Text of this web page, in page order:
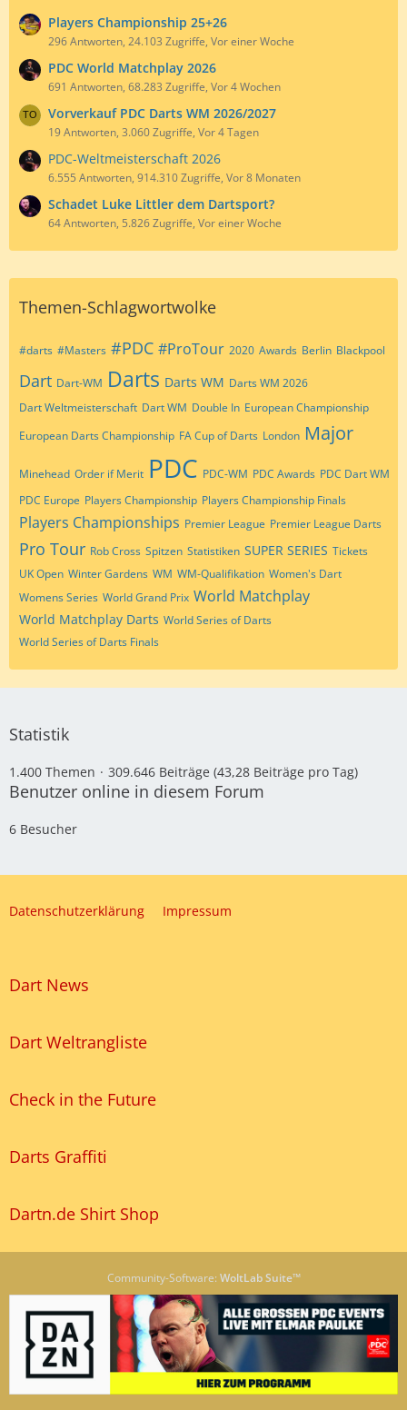
Players Championship 25+26
296 Antworten, 24.103 Zugriffe, Vor einer Woche
PDC World Matchplay 2026
691 Antworten, 68.283 Zugriffe, Vor 4 Wochen
Vorverkauf PDC Darts WM 2026/2027
19 Antworten, 3.060 Zugriffe, Vor 4 Tagen
PDC-Weltmeisterschaft 2026
6.555 Antworten, 914.310 Zugriffe, Vor 8 Monaten
Schadet Luke Littler dem Dartsport?
64 Antworten, 5.826 Zugriffe, Vor einer Woche
Themen-Schlagwortwolke
#darts #Masters #PDC #ProTour 2020 Awards Berlin Blackpool
Dart Dart-WM Darts Darts WM Darts WM 2026
Dart Weltmeisterschaft Dart WM Double In European Championship
European Darts Championship FA Cup of Darts London Major
Minehead Order if Merit PDC PDC-WM PDC Awards PDC Dart WM
PDC Europe Players Championship Players Championship Finals
Players Championships Premier League Premier League Darts
Pro Tour Rob Cross Spitzen Statistiken SUPER SERIES Tickets
UK Open Winter Gardens WM WM-Qualifikation Women's Dart
Womens Series World Grand Prix World Matchplay
World Matchplay Darts World Series of Darts
World Series of Darts Finals
Statistik
1.400 Themen 309.646 Beiträge (43,28 Beiträge pro Tag)
Benutzer online in diesem Forum
6 Besucher
Datenschutzerklärung Impressum
Dart News
Dart Weltrangliste
Check in the Future
Darts Graffiti
Dartn.de Shirt Shop
Community-Software: WoltLab Suite™